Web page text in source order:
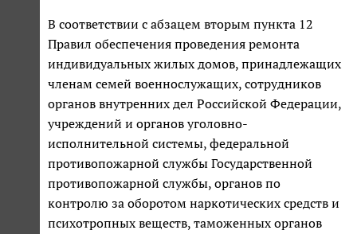
В соответствии с абзацем вторым пункта 12
Правил обеспечения проведения ремонта
индивидуальных жилых домов, принадлежащих
членам семей военнослужащих, сотрудников
органов внутренних дел Российской Федерации,
учреждений и органов уголовно-
исполнительной системы, федеральной
противопожарной службы Государственной
противопожарной службы, органов по
контролю за оборотом наркотических средств и
психотропных веществ, таможенных органов